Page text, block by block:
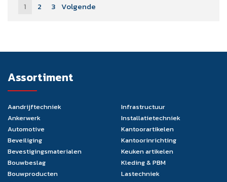
1 2 3 Volgende
Assortiment
Aandrijftechniek
Ankerwerk
Automotive
Beveiliging
Bevestigingsmaterialen
Bouwbeslag
Bouwproducten
Infrastructuur
Installatietechniek
Kantoorartikelen
Kantoorinrichting
Keuken artikelen
Kleding & PBM
Lastechniek